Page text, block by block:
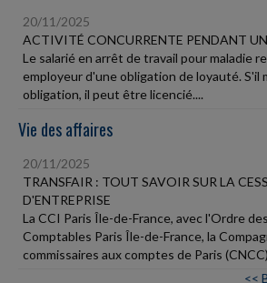
20/11/2025
ACTIVITÉ CONCURRENTE PENDANT
Le salarié en arrêt de travail pour maladie
employeur d'une obligation de loyauté. S'il
obligation, il peut être licencié....
Vie des affaires
20/11/2025
TRANSFAIR : TOUT SAVOIR SUR LA
D'ENTREPRISE
La CCI Paris Île-de-France, avec l'Ordre
Comptables Paris Île-de-France, la
commissaires aux comptes de Paris
<<